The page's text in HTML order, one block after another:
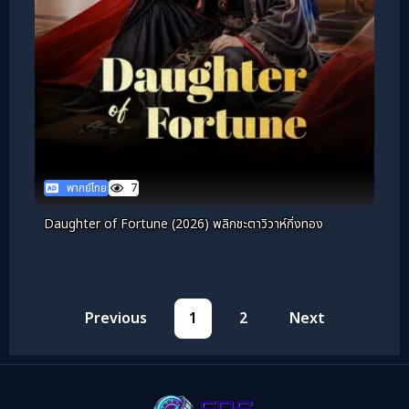
พากย์ไทย 7
Daughter of Fortune (2026) พลิกชะตาวิวาห์กิ่งทอง
Previous 1 2 Next